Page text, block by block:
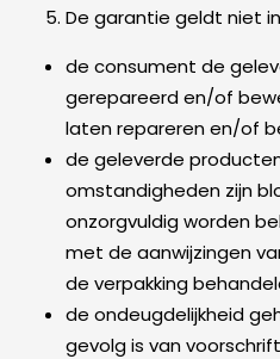
De garantie geldt niet
de consument de
gerepareerd en/of
laten repareren en/of
de geleverde
omstandigheden zijn
onzorgvuldig worden
met de aanwijzingen
de verpakking
de ondeugdelijkheid
gevolg is van